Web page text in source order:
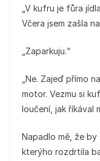
„V kufru je fůra
Včera jsem zašla
„Zaparkuju.“
„Ne. Zajeď přímo
motor. Vezmu si
loučení, jak říkával
Napadlo mě, že by
kterýho rozdrtila